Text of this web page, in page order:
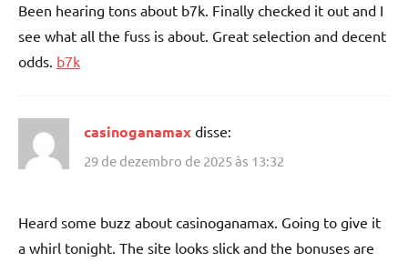
Been hearing tons about b7k. Finally checked it out and I
see what all the fuss is about. Great selection and decent
odds. b7k
casinoganamax disse:
29 de dezembro de 2025 às 13:32
Heard some buzz about casinoganamax. Going to give it
a whirl tonight. The site looks slick and the bonuses are